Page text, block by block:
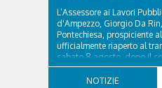
L’Assessore ai Lavori
d'Ampezzo, Giorgio Da
Pontechiesa, prospiciente
ufficialmente riaperto al
sabato 8 agosto, dopo il
verifiche e il positivo
NOTIZIE